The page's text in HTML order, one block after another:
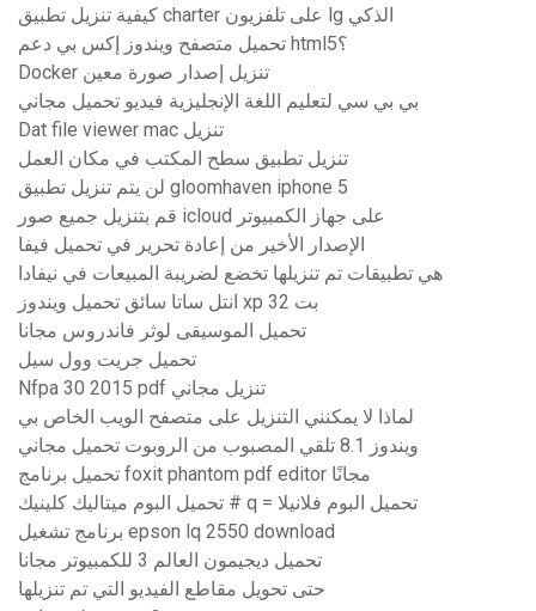
كيفية تنزيل تطبيق charter على تلفزيون lg الذكي
تحميل متصفح ويندوز إكس بي دعم html5؟
Docker تنزيل إصدار صورة معين
بي بي سي لتعليم اللغة الإنجليزية فيديو تحميل مجاني
Dat file viewer mac تنزيل
تنزيل تطبيق سطح المكتب في مكان العمل
لن يتم تنزيل تطبيق gloomhaven iphone 5
قم بتنزيل جميع صور icloud على جهاز الكمبيوتر
الإصدار الأخير من إعادة تحرير في تحميل فيفا
هي تطبيقات تم تنزيلها تخضع لضريبة المبيعات في نيفادا
انتل ساتا سائق تحميل ويندوز xp 32 بت
تحميل الموسيقى لوثر فاندروس مجانا
تحميل جريت وول سيل
Nfpa 30 2015 pdf تنزيل مجاني
لماذا لا يمكنني التنزيل على متصفح الويب الخاص بي
ويندوز 8.1 تلقي المصبوب من الروبوت تحميل مجاني
تحميل برنامج foxit phantom pdf editor مجانًا
تحميل البوم ميتاليك كلينيك # q = تحميل البوم فلانيلا
برنامج تشغيل epson lq 2550 download
تحميل ديجيمون العالم 3 للكمبيوتر مجانا
حتى تحويل مقاطع الفيديو التي تم تنزيلها